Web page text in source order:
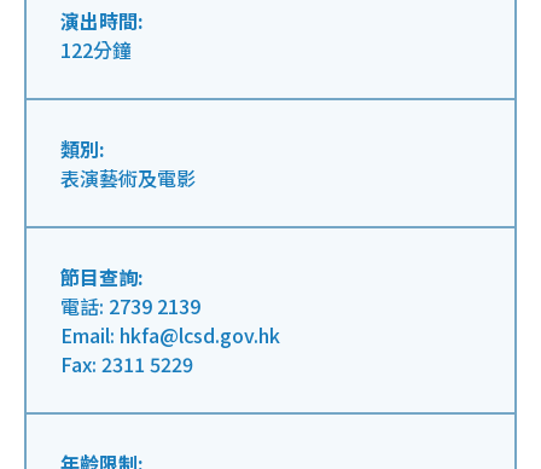
演出時間:
122分鐘
類別:
表演藝術及電影
節目查詢:
電話: 2739 2139
Email: hkfa@lcsd.gov.hk
Fax: 2311 5229
年齡限制: